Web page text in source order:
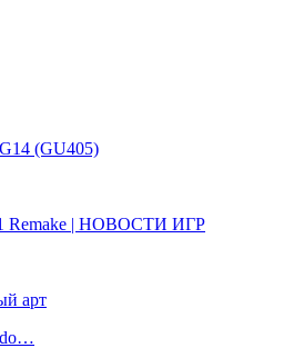
(GU405)
1 Remake | НОВОСТИ ИГР
арт